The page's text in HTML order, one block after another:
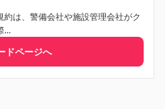
は、警備会社や施設管理会社がク
...
ドページへ